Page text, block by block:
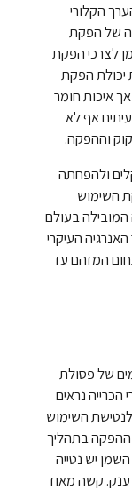
הקלורי
של הפקת
לצרכי הפקת
יכולת הפקת
איכות חומר
אף לא
וההפקה.
ולהפחתה
השימוש
המובילה בעולם
העיקרי
המזהם עד
של פסולת
הכרייה נראים
השימוש
ההפקה בתהליך
יש נטייה
ענק. קשה מאוד